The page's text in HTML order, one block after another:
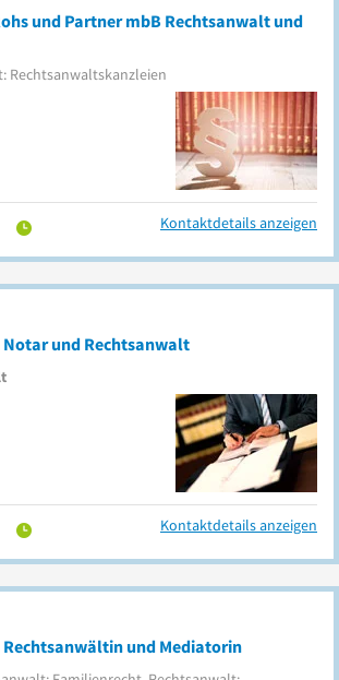
und Partner mbB Rechtsanwalt und
Rechtsanwaltskanzleien
Kontaktdetails anzeigen
und Rechtsanwalt
Kontaktdetails anzeigen
und Mediatorin